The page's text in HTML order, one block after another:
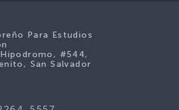
Para Estudios
#544,
San Salvador